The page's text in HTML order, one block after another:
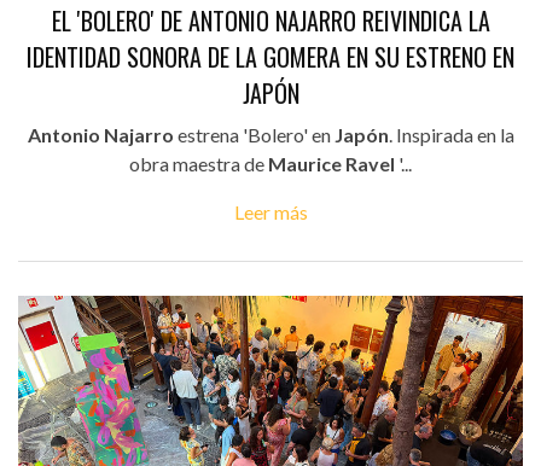
EL 'BOLERO' DE ANTONIO NAJARRO REIVINDICA LA
IDENTIDAD SONORA DE LA GOMERA EN SU ESTRENO EN
JAPÓN
Antonio Najarro estrena 'Bolero' en Japón. Inspirada en la
obra maestra de Maurice Ravel '...
Leer más